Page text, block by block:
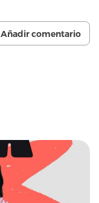
Añadir comentario